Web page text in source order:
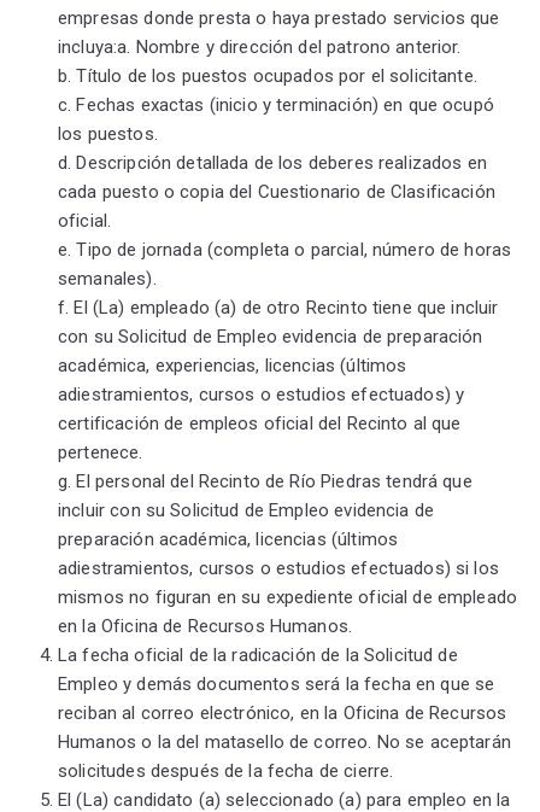
empresas donde presta o haya prestado servicios que
incluya:a. Nombre y dirección del patrono anterior.
b. Título de los puestos ocupados por el solicitante.
c. Fechas exactas (inicio y terminación) en que ocupó
los puestos.
d. Descripción detallada de los deberes realizados en
cada puesto o copia del Cuestionario de Clasificación
oficial.
e. Tipo de jornada (completa o parcial, número de horas
semanales).
f. El (La) empleado (a) de otro Recinto tiene que incluir
con su Solicitud de Empleo evidencia de preparación
académica, experiencias, licencias (últimos
adiestramientos, cursos o estudios efectuados) y
certificación de empleos oficial del Recinto al que
pertenece.
g. El personal del Recinto de Río Piedras tendrá que
incluir con su Solicitud de Empleo evidencia de
preparación académica, licencias (últimos
adiestramientos, cursos o estudios efectuados) si los
mismos no figuran en su expediente oficial de empleado
en la Oficina de Recursos Humanos.
La fecha oficial de la radicación de la Solicitud de
Empleo y demás documentos será la fecha en que se
reciban al correo electrónico, en la Oficina de Recursos
Humanos o la del matasello de correo. No se aceptarán
solicitudes después de la fecha de cierre.
El (La) candidato (a) seleccionado (a) para empleo en la